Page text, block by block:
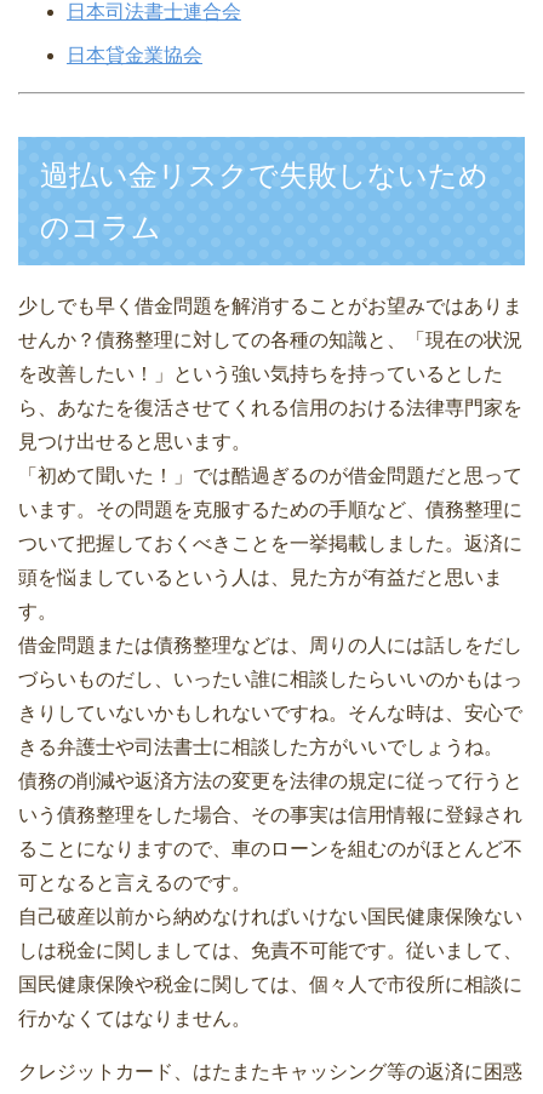
日本司法書士連合会
日本貸金業協会
過払い金リスクで失敗しないため
のコラム
少しでも早く借金問題を解消することがお望みではありま
せんか？債務整理に対しての各種の知識と、「現在の状況
を改善したい！」という強い気持ちを持っているとした
ら、あなたを復活させてくれる信用のおける法律専門家を
見つけ出せると思います。
「初めて聞いた！」では酷過ぎるのが借金問題だと思って
います。その問題を克服するための手順など、債務整理に
ついて把握しておくべきことを一挙掲載しました。返済に
頭を悩ましているという人は、見た方が有益だと思いま
す。
借金問題または債務整理などは、周りの人には話しをだし
づらいものだし、いったい誰に相談したらいいのかもはっ
きりしていないかもしれないですね。そんな時は、安心で
きる弁護士や司法書士に相談した方がいいでしょうね。
債務の削減や返済方法の変更を法律の規定に従って行うと
いう債務整理をした場合、その事実は信用情報に登録され
ることになりますので、車のローンを組むのがほとんど不
可となると言えるのです。
自己破産以前から納めなければいけない国民健康保険ない
しは税金に関しましては、免責不可能です。従いまして、
国民健康保険や税金に関しては、個々人で市役所に相談に
行かなくてはなりません。
クレジットカード、はたまたキャッシング等の返済に困惑